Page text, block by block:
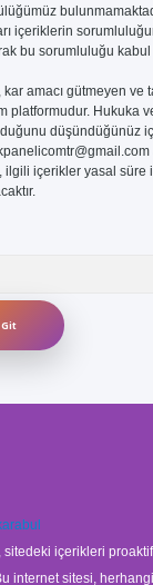
içeriklerin
bu sorumluluğu kabul
kar amacı gütmeyen ve
platformudur. Hukuka
düşündüğünüz
ilgili içerikler yasal süre
sitedeki içerikleri
internet sitesi,